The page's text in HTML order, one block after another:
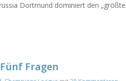
Dortmund dominiert den
Fragen